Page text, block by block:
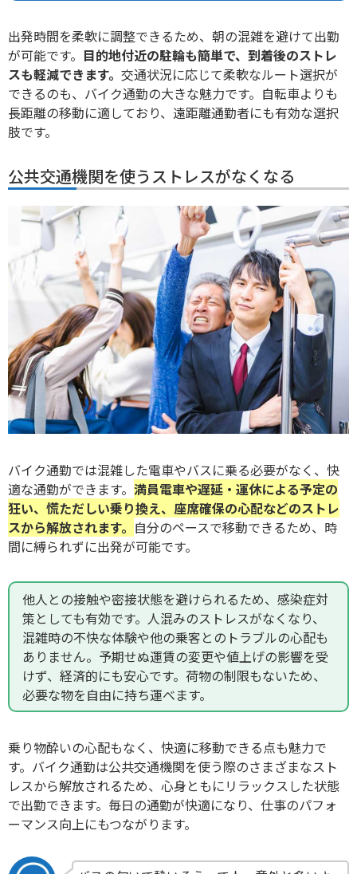
出発時間を柔軟に調整できるため、朝の混雑を避けて出勤
が可能です。 目的地付近の駐輪も簡単で、到着後のストレ
スも軽減できます。 交通状況に応じて柔軟なルート選択が
できるのも、バイク通勤の大きな魅力です。 自転車よりも
長距離の移動に適しており、遠距離通勤者にも有効な選択
肢です。
公共交通機関を使うストレスがなくなる
バイク通勤では混雑した電車やバスに乗る必要がなく、快
適な通勤ができます。 満員電車や遅延・運休による予定の
狂い、慌ただしい乗り換え、座席確保の心配などのストレ
スから解放されます。 自分のペースで移動できるため、時
間に縛られずに出発が可能です。
他人との接触や密接状態を避けられるため、感染症対
策としても有効です。人混みのストレスがなくなり、
混雑時の不快な体験や他の乗客とのトラブルの心配も
ありません。予期せぬ運賃の変更や値上げの影響を受
けず、経済的にも安心です。荷物の制限もないため、
必要な物を自由に持ち運べます。
乗り物酔いの心配もなく、快適に移動できる点も魅力で
す。バイク通勤は公共交通機関を使う際のさまざまなスト
レスから解放されるため、心身ともにリラックスした状態
で出勤できます。 毎日の通勤が快適になり、仕事のパフォ
ーマンス向上にもつながります。